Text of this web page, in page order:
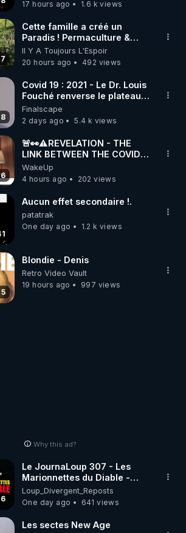
sur l’application de méditation et
:
https://www.envol.app/code
17 hours ago 1.6 k views
Cette famille a créé un
Paradis ! Permaculture &
Autonomie
Il Y A Toujours L'Espoir
20 hours ago
492 views
Covid 19 : 2021 - Le Dr. Louis
Fouché renverse le plateau
de CNews !
Finalscape
2 days ago
5.4 k views
🚨👀⚠️REVELATION - THE
LINK BETWEEN THE COVID
VACCINE AND CANCER -LIEN
VACCIN COVID ET CANCER
WakeUp
4 hours ago
202 views
Aucun effet secondaire !.
patatrak
One day ago
1.2 k views
Blondie - Denis
Retro Video Vault
19 hours ago
997 views
Why this ad?
Le JournaLoup 307 - Les
Marionnettes du Diable -
Loup Divergent 2026.08.07
Loup_Divergent_Reposts
One day ago
641 views
Les sectes New Age